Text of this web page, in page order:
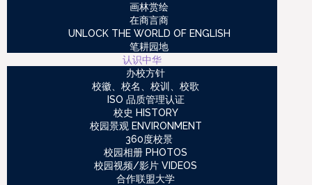
画林赏绘
在商言商
UNLOCK THE WORLD OF ENGLISH
笔耕园地
认识中华
办校方针
校徽、校名、校训、校歌
ISO 品质管理认证
校史 HISTORY
校园景观 ENVIRONMENT
360度校景
校园相册 PHOTOS
校园视频/影片 VIDEOS
合作联盟大学